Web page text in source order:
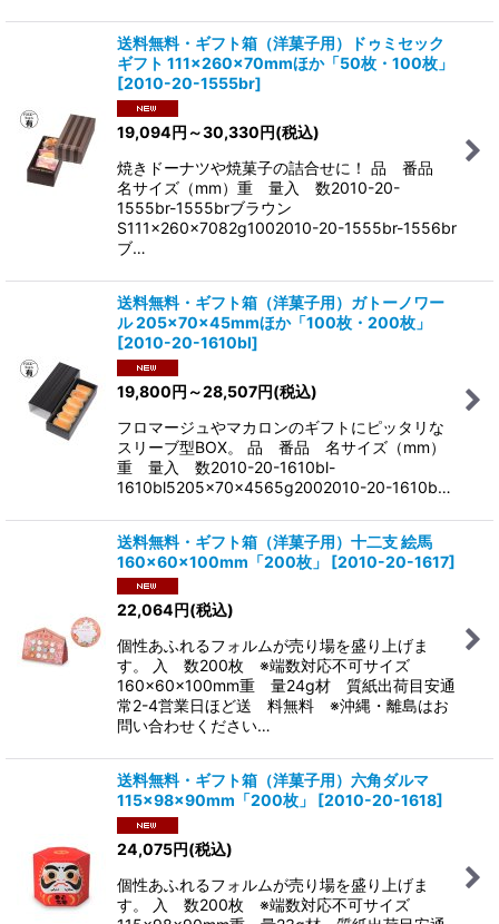
送料無料・ギフト箱（洋菓子用）ドゥミセック
ギフト 111×260×70mmほか「50枚・100枚」
[2010-20-1555br]
19,094円 ～30,330円(税込)
焼きドーナツや焼菓子の詰合せに！ 品 番品
名サイズ（mm）重 量入 数2010-20-
1555br-1555brブラウン
S111×260×7082g1002010-20-1555br-1556br
ブ…
送料無料・ギフト箱（洋菓子用）ガトーノワー
ル 205×70×45mmほか「100枚・200枚」
[2010-20-1610bl]
19,800円 ～28,507円(税込)
フロマージュやマカロンのギフトにピッタリな
スリーブ型BOX。 品 番品 名サイズ（mm）
重 量入 数2010-20-1610bl-
1610bl5205×70×4565g2002010-20-1610b…
送料無料・ギフト箱（洋菓子用）十二支 絵馬
160×60×100mm「200枚」
[2010-20-1617]
22,064 円(税込)
個性あふれるフォルムが売り場を盛り上げま
す。 入 数200枚 ※端数対応不可サイズ
160×60×100mm重 量24g材 質紙出荷目安通
常2-4営業日ほど送 料無料 ※沖縄・離島はお
問い合わせください…
送料無料・ギフト箱（洋菓子用）六角ダルマ
115×98×90mm「200枚」
[2010-20-1618]
24,075円(税込)
個性あふれるフォルムが売り場を盛り上げま
す。 入 数200枚 ※端数対応不可サイズ